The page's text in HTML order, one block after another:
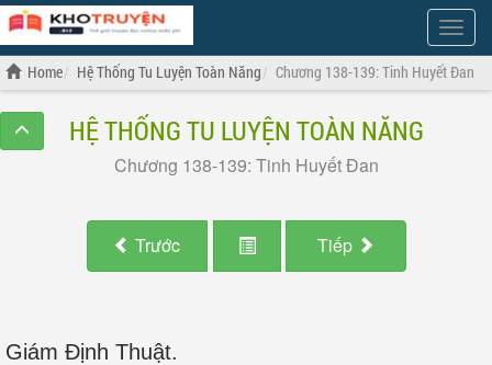
Show
Menu
Home Hệ Thống Tu Luyện Toàn Năng Chương 138-139: Tinh Huyết Đan
HỆ THỐNG TU LUYỆN TOÀN NĂNG
Chương 138-139: Tinh Huyết Đan
Trước Tiếp
Giám Định Thuật.